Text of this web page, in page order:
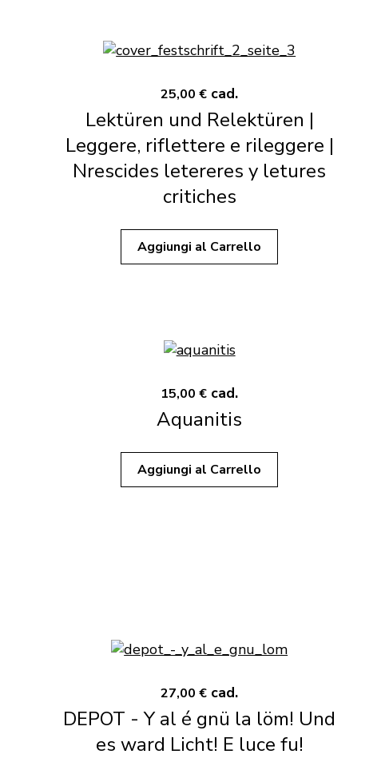
25,00 € cad.
Lektüren und Relektüren |
Leggere, riflettere e rileggere |
Nrescides letereres y letures
critiches
Aggiungi al Carrello
15,00 € cad.
Aquanitis
Aggiungi al Carrello
27,00 € cad.
DEPOT - Y al é gnü la löm! Und
es ward Licht! E luce fu!